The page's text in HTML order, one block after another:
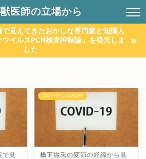
医師の立場から
見えてきたおかしな専門家と知識人
イルスPCR検査抑制論」を発売しま
した
見
コロナウイルス感染症
橋下徹氏の変節の経緯から見